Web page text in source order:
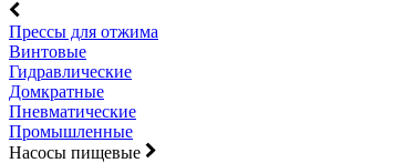
Прессы для отжима
Винтовые
Гидравлические
Домкратные
Пневматические
Промышленные
Насосы пищевые